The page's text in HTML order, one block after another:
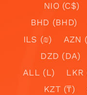
NIO (C$)
BHD (BHD)
ILS (₪)
AZN
DZD (DA)
ALL (L)
KZT (₸)